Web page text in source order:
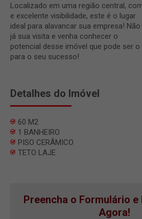
Localizado em uma região central,
e excelente visibilidade, este é o lugar
ideal para alavancar sua empresa!
já sua visita e venha conhecer o
potencial desse imóvel que pode ser
para o seu sucesso!
Detalhes do Imóvel
60 M2
1 BANHEIRO
PISO CERÂMICO
TETO LAJE
Preencha o Formulário e
Agora!